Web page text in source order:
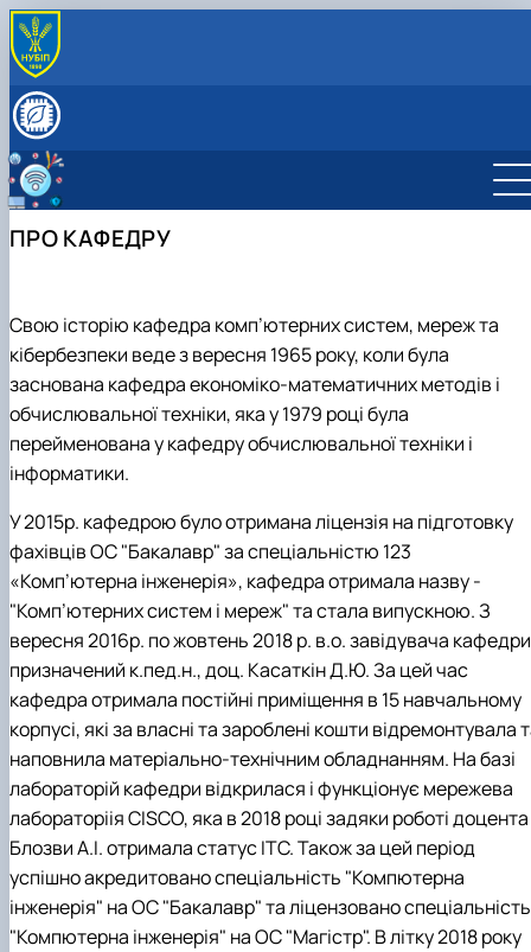
ПРО КАФЕДРУ
НАВЧАЛЬНА РОБОТА
Комп'ютерна інженерія
та робототехніка
Інші спеціальності
Академічна доброчесність
Навчальна діяльність
НАУКОВА ДІЯЛЬНІСТЬ
Науковий гурток "Кібербезпека"
Міжнародна діяльність
ВСТУПНИКУ
"Кібербезпека" - спеціальність майбутнього стає
Реальні ІТ-проекти руками студентів кафедри
ПРО КАФЕДРУ
Свою історію кафедра комп’ютерних систем, мереж та
кібербезпеки веде з вересня 1965 року, коли була
заснована кафедра економіко-математичних методів і
обчислювальної техніки, яка у 1979 році була
перейменована у кафедру обчислювальної техніки і
інформатики.
У 2015р. кафедрою було отримана ліцензія на підготовку
фахівців ОС "Бакалавр" за спеціальністю 123
«Комп’ютерна інженерія», кафедра отримала назву -
"Комп’ютерних систем і мереж" та стала випускною. З
вересня 2016р. по жовтень 2018 р. в.о. завідувача кафедри
призначений к.пед.н., доц. Касаткін Д.Ю. За цей час
кафедра отримала постійні приміщення в 15 навчальному
корпусі, які за власні та зароблені кошти відремонтувала
наповнила матеріально-технічним обладнанням. На базі
лабораторій кафедри відкрилася і функціонує мережева
лабораторіія CISCO, яка в 2018 році задяки роботі доцента
Блозви А.І. отримала статус ITC. Також за цей період
успішно акредитовано спеціальність "Компютерна
інженерія" на ОС "Бакалавр" та ліцензовано спеціальність
"Компютерна інженерія" на ОС "Магістр". В літку 2018 року